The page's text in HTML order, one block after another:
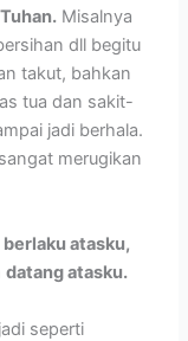
Misalnya
dll begitu
takut, bahkan
tua dan sakit-
jadi berhala.
merugikan
berlaku atasku,
datang atasku.
seperti